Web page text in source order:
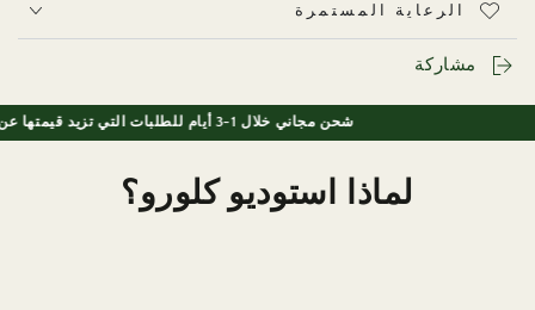
اللون الوردي، في حين أن أشعة الشمس المباشرة قد تحرق
الأوراق.
الرعاية المستمرة
مشاركة
شحن مجاني خلال 1-3 أيام للطلبات التي تزيد قيمتها عن 150 درهم إماراتي
لماذا استوديو كلورو؟